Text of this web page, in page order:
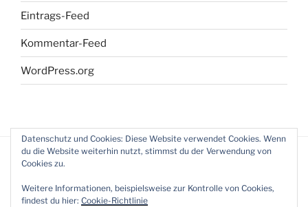
Eintrags-Feed
Kommentar-Feed
WordPress.org
Datenschutz und Cookies: Diese Website verwendet Cookies. Wenn
du die Website weiterhin nutzt, stimmst du der Verwendung von
Cookies zu.
Weitere Informationen, beispielsweise zur Kontrolle von Cookies,
findest du hier: Cookie-Richtlinie